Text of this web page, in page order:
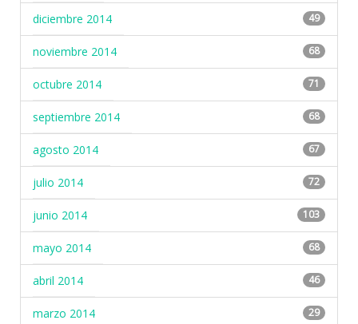
diciembre 2014 49
noviembre 2014 68
octubre 2014 71
septiembre 2014 68
agosto 2014 67
julio 2014 72
junio 2014 103
mayo 2014 68
abril 2014 46
marzo 2014 29